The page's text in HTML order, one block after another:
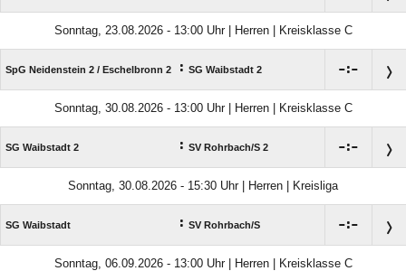
Sonntag, 23.08.2026 - 13:00 Uhr | Herren | Kreisklasse C
SpG Neidenstein 2 /​ Eschelbronn 2 : SG Waibstadt 2 :
Sonntag, 30.08.2026 - 13:00 Uhr | Herren | Kreisklasse C
SG Waibstadt 2 : SV Rohrbach/​S 2 :
Sonntag, 30.08.2026 - 15:30 Uhr | Herren | Kreisliga
SG Waibstadt : SV Rohrbach/​S :
Sonntag, 06.09.2026 - 13:00 Uhr | Herren | Kreisklasse C